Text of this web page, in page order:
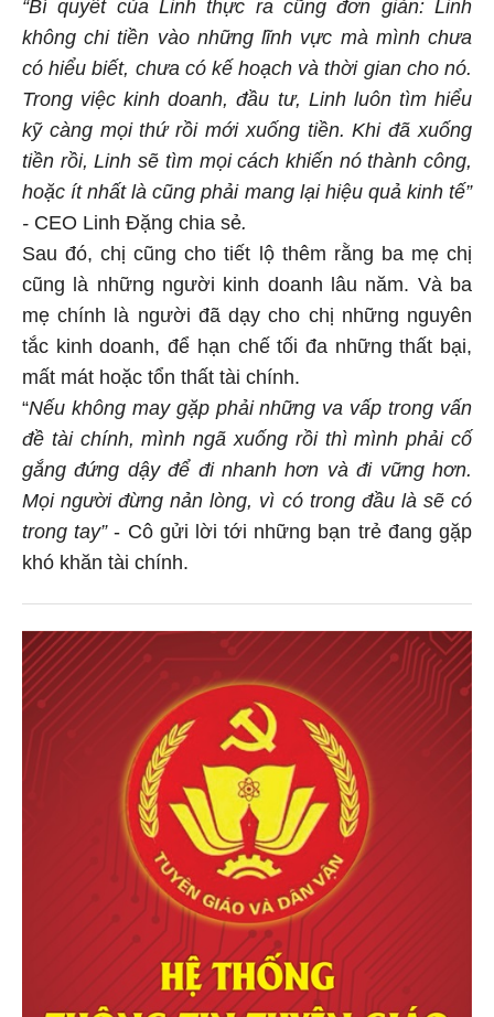
không chi tiền vào những lĩnh vực mà mình chưa
có hiểu biết, chưa có kế hoạch và thời gian cho nó.
Trong việc kinh doanh, đầu tư, Linh luôn tìm hiểu
kỹ càng mọi thứ rồi mới xuống tiền. Khi đã xuống
tiền rồi, Linh sẽ tìm mọi cách khiến nó thành công,
hoặc ít nhất là cũng phải mang lại hiệu quả kinh tế”
- CEO Linh Đặng chia sẻ
Sau đó, chị cũng cho tiết lộ thêm rằng ba mẹ chị
cũng là những người kinh doanh lâu năm. Và ba
mẹ chính là người đã dạy cho chị những nguyên
tắc kinh doanh, để hạn chế tối đa những thất bại,
mất mát hoặc tổn thất tài chính.
“Nếu không may gặp phải những va vấp trong vấn
đề tài chính, mình ngã xuống rồi thì mình phải cố
gắng đứng dậy để đi nhanh hơn và đi vững hơn.
Mọi người đừng nản lòng, vì có trong đầu là sẽ có
trong tay”- Cô gửi lời tới những bạn trẻ đang gặp
khó khăn tài chính.